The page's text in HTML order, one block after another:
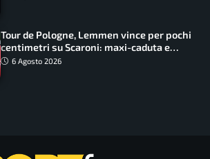
Tour de Pologne, Lemmen vince per pochi
centimetri su Scaroni: maxi-caduta e
tappa accorciata
6 Agosto 2026